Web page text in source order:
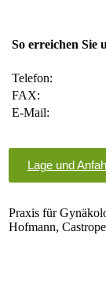
So erreichen Sie
Telefon:
FAX:
E-Mail:
Lage und
Praxis für
Hofmann,